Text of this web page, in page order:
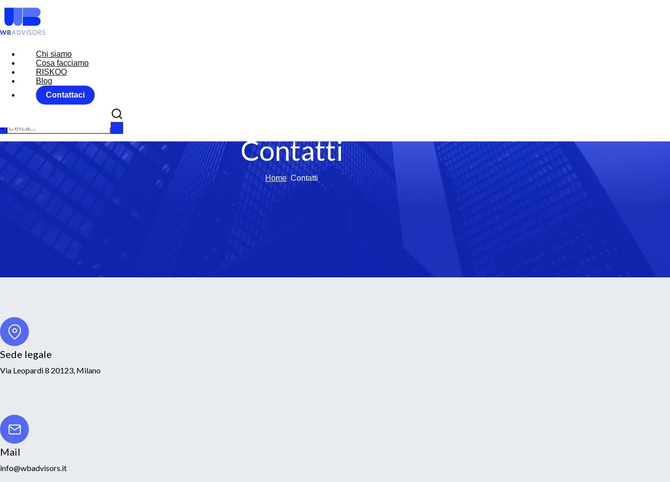
Chi siamo
Cosa facciamo
RISKOO
Blog
Contattaci
Chi siamo
Cosa facciamo
RISKOO
Blog
Contattaci
×
Contatti
Home Contatti
Sede legale
Via Leopardi 8 20123, Milano
Mail
info@wbadvisors.it